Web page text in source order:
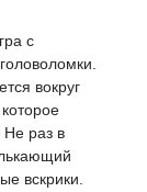
с
вокруг
Не раз в
вскрики.